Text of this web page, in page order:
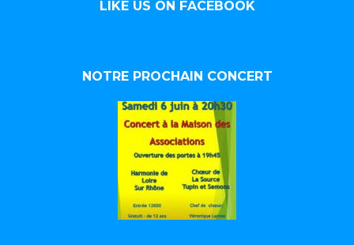
LIKE US ON FACEBOOK
NOTRE PROCHAIN CONCERT